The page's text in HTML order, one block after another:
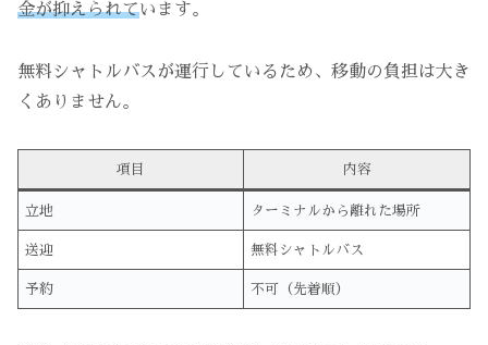
金が抑えられています。
無料シャトルバスが運行しているため、移動の負担は大き
くありません。
項目 内容
立地 ターミナルから離れた場所
送迎 無料シャトルバス
予約 不可（先着順）